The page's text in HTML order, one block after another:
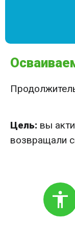
Цель: вы
возвращали